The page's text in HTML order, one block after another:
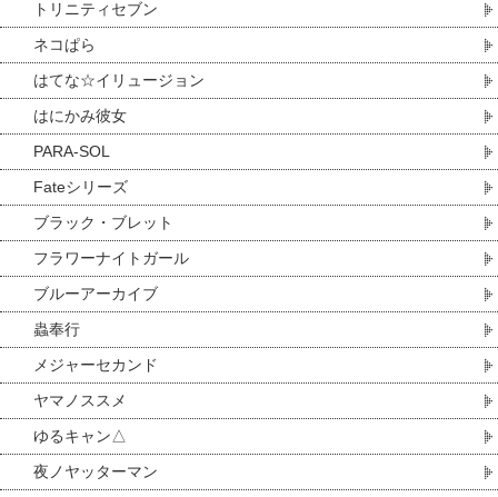
トリニティセブン
ネコぱら
はてな☆イリュージョン
はにかみ彼女
PARA-SOL
Fateシリーズ
ブラック・ブレット
フラワーナイトガール
ブルーアーカイブ
蟲奉行
メジャーセカンド
ヤマノススメ
ゆるキャン△
夜ノヤッターマン